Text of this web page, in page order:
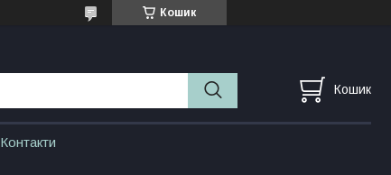
Кошик
Кошик
Контакти